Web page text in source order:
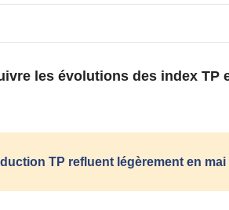
les évolutions des index TP
TP refluent légèrement en mai